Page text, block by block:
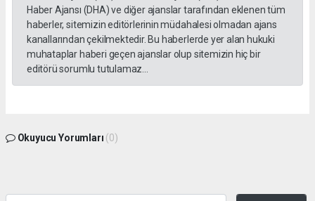
Haber Ajansı (DHA) ve diğer ajanslar tarafından eklenen tüm
haberler, sitemizin editörlerinin müdahalesi olmadan ajans
kanallarından çekilmektedir. Bu haberlerde yer alan hukuki
muhataplar haberi geçen ajanslar olup sitemizin hiç bir
editörü sorumlu tutulamaz...
Okuyucu Yorumları (0)